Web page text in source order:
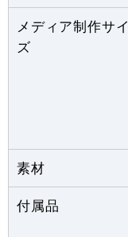
メディア制作サイ
ズ
素材
付属品